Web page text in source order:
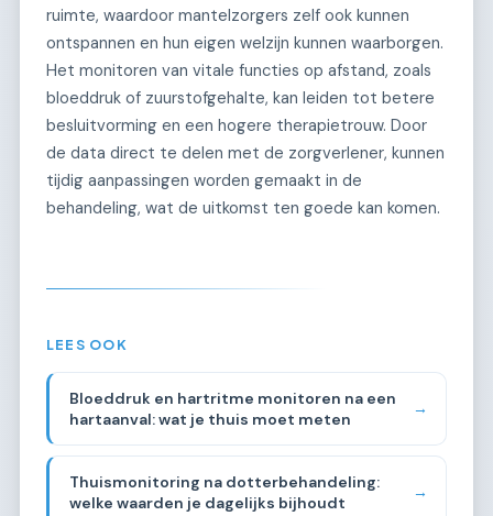
ruimte, waardoor mantelzorgers zelf ook kunnen
ontspannen en hun eigen welzijn kunnen waarborgen.
Het monitoren van vitale functies op afstand, zoals
bloeddruk of zuurstofgehalte, kan leiden tot betere
besluitvorming en een hogere therapietrouw. Door
de data direct te delen met de zorgverlener, kunnen
tijdig aanpassingen worden gemaakt in de
behandeling, wat de uitkomst ten goede kan komen.
LEES OOK
Bloeddruk en hartritme monitoren na een
hartaanval: wat je thuis moet meten
→
Thuismonitoring na dotterbehandeling:
welke waarden je dagelijks bijhoudt
→